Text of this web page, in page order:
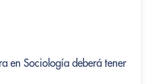
en Sociología deberá tener